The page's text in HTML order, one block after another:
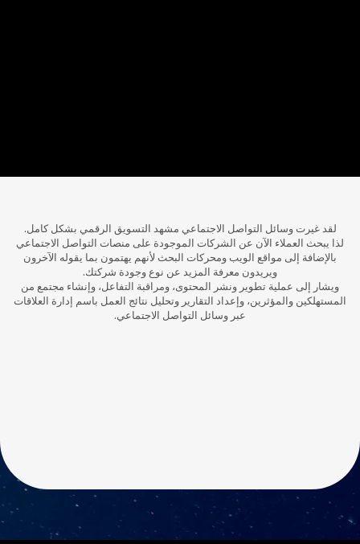
لقد غيرت وسائل التواصل الاجتماعي مشهد التسويق الرقمي بشكل كامل.
لذا يبحث العملاء الآن عن الشركات الموجودة على منصات التواصل الاجتماعي
بالإضافة إلى مواقع الويب ومحركات البحث لأنهم يهتمون بما يقوله الآخرون
ويريدون معرفة المزيد عن نوع وجودة شركتك.
ويشار إلى عملية تطوير ونشر المحتوى، ومراقبة التفاعل، وإنشاء مجتمع من
المستهلكين والمؤثرين، وإعداد التقارير وتحليل نتائج العمل باسم إدارة العلاقات
عبر وسائل التواصل الاجتماعي.